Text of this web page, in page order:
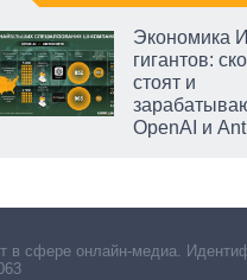
Экономика
гигантов:
стоят и
OpenAI и
в сфере онлайн-медиа.